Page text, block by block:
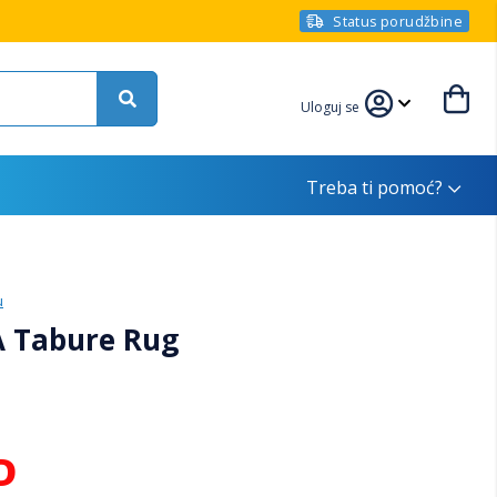
Status porudžbine
Uloguj se
Treba ti pomoć?
Tabure Rug